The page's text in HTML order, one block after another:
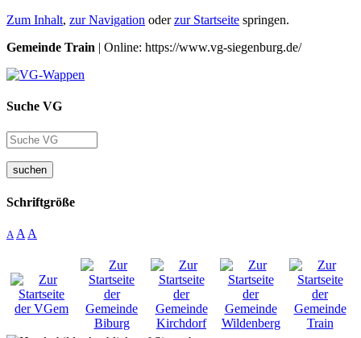
Zum Inhalt, zur Navigation oderzur Startseite springen.
Gemeinde Train | Online: https://www.vg-siegenburg.de/
Suche VG
suchen
Schriftgröße
A A A